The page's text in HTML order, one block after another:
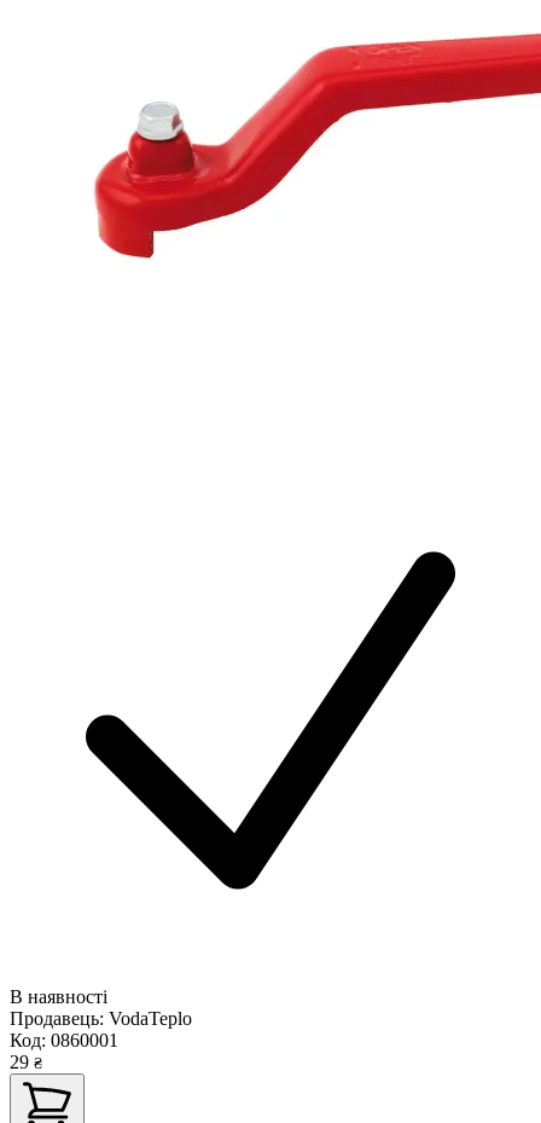
В наявності
Продавець: VodaTeplo
Код: 0860001
29 ₴